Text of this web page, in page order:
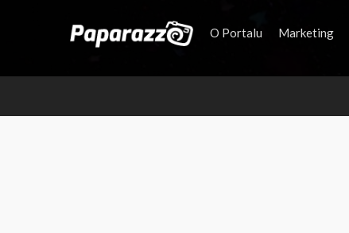
O Portalu Marketing